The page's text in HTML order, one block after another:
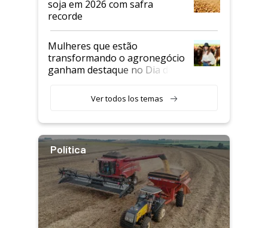
soja em 2026 com safra
recorde
Mulheres que estão
transformando o agronegócio
ganham destaque no Dia do
Ver todos los temas
Política